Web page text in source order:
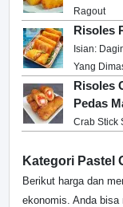
Ragout
Risoles
Isian:
Yang
Risoles
Pedas
Crab Stick
Kategori Pastel
Berikut harga dan
ekonomis. Anda bisa